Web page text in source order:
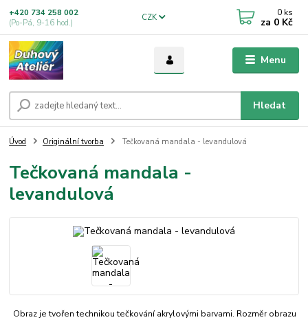
Menu
CZK
Hledat
+420 734 258 002
(Po-Pá, 9-16 hod.)
0 ks
za 0 Kč
Úvod Originální tvorba Tečkovaná mandala - levandulová
Tečkovaná mandala -
levandulová
Obraz je tvořen technikou tečkování akrylovými barvami. Rozměr obrazu